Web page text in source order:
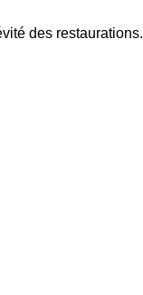
des restaurations.